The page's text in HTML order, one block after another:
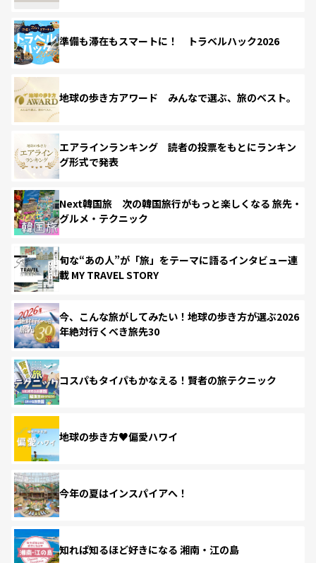
準備も滞在もスマートに！ トラベルハック2026
地球の歩き方アワード みんなで選ぶ、旅のベスト。
エアラインランキング 読者の投票をもとにランキン
グ形式で発表
Next韓国旅 次の韓国旅行がもっと楽しくなる 旅先・
グルメ・テクニック
旬な“あの人”が「旅」をテーマに語るインタビュー連
載 MY TRAVEL STORY
今、こんな旅がしてみたい！地球の歩き方が選ぶ2026
年絶対行くべき旅先30
コスパもタイパもかなえる！賢者の旅テクニック
地球の歩き方♥偏愛ハワイ
今年の夏はインスパイアへ！
知れば知るほど好きになる 湘南・江の島